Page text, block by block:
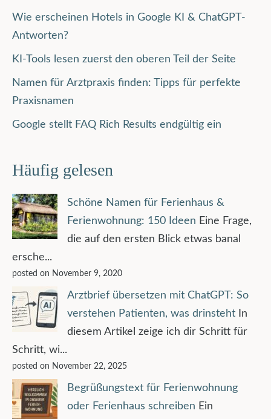
Wie erscheinen Hotels in Google KI & ChatGPT-
Antworten?
KI-Tools lesen zuerst den oberen Teil der Seite
Namen für Arztpraxis finden: Tipps für perfekte
Praxisnamen
Google stellt FAQ Rich Results endgültig ein
Häufig gelesen
Schöne Namen für Ferienhaus &
Ferienwohnung: 150 Ideen Eine Frage,
die auf den ersten Blick etwas banal
ersche...
posted on November 9, 2020
Arztbrief übersetzen mit ChatGPT: So
verstehen Patienten, was drinsteht
In
diesem Artikel zeige ich dir Schritt für
Schritt, wi...
posted on November 22, 2025
Begrüßungstext für Ferienwohnung
oder Ferienhaus schreiben Ein